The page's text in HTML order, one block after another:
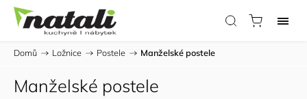
Domů / Ložnice / Postele / Manželské postele
Manželské postele